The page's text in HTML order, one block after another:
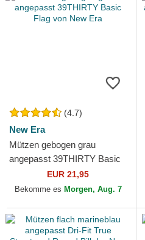
(4.7)
New Era
Mützen gebogen grau
angepasst 39THIRTY Basic
Flag von New Era
EUR 21,95
Bekomme es Morgen, Aug. 7